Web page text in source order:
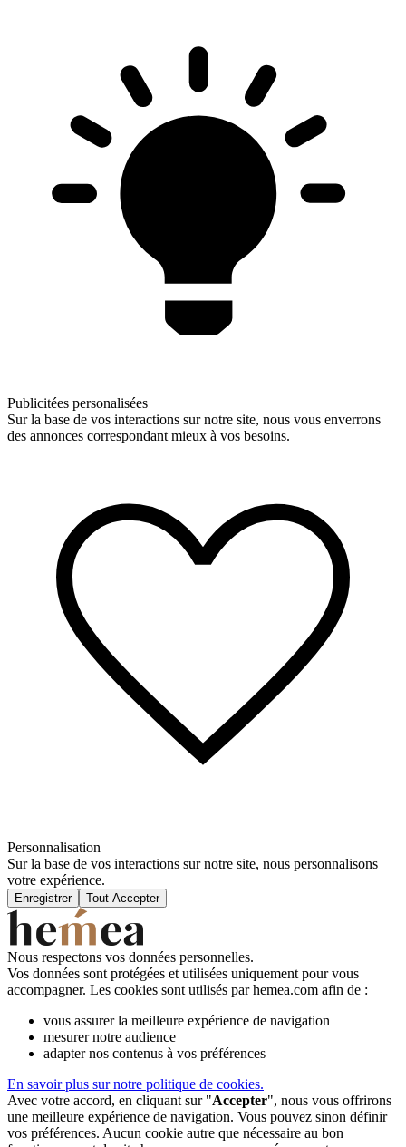
Publicitées personalisées
Sur la base de vos interactions sur notre site, nous vous enverrons
des annonces correspondant mieux à vos besoins.
Personnalisation
Sur la base de vos interactions sur notre site, nous personnalisons
votre expérience.
Enregistrer Tout Accepter
Nous respectons vos données personnelles.
Vos données sont protégées et utilisées uniquement pour vous
accompagner. Les cookies sont utilisés par hemea.com afin de :
vous assurer la meilleure expérience de navigation
mesurer notre audience
adapter nos contenus à vos préférences
En savoir plus sur notre politique de cookies.
Avec votre accord, en cliquant sur "Accepter", nous vous offrirons
une meilleure expérience de navigation. Vous pouvez sinon définir
vos préférences. Aucun cookie autre que nécessaire au bon